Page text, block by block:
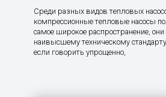
Среди разных видов тепловых
компрессионные тепловые насосы
самое широкое распространение,
наивысшему техническому
если говорить упрощенно,